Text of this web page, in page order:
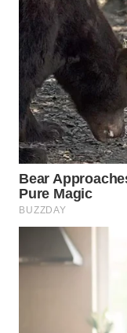
WN
CIANJUR
WN
KEPULAUAN
SERIBU
WN
TANGERANG
WN
BINJAI